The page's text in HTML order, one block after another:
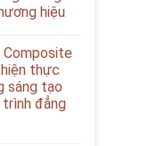
hiệu
Composite
thực
sáng tạo
đẳng